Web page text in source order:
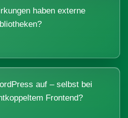
haben externe
auf – selbst bei
Frontend?